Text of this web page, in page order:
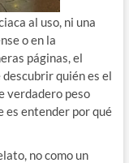
al uso, ni una
o en la
páginas, el
quién es el
verdadero peso
entender por qué
no como un